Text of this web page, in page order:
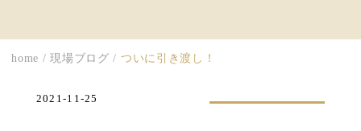
home /現場ブログ / ついに引き渡し！
2021-11-25